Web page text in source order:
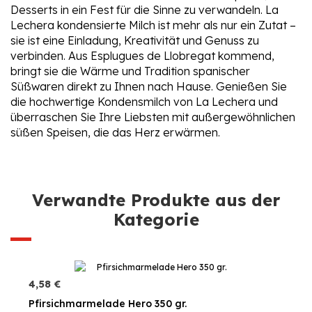
Desserts in ein Fest für die Sinne zu verwandeln. La
Lechera kondensierte Milch ist mehr als nur ein Zutat –
sie ist eine Einladung, Kreativität und Genuss zu
verbinden. Aus Esplugues de Llobregat kommend,
bringt sie die Wärme und Tradition spanischer
Süßwaren direkt zu Ihnen nach Hause. Genießen Sie
die hochwertige Kondensmilch von La Lechera und
überraschen Sie Ihre Liebsten mit außergewöhnlichen
süßen Speisen, die das Herz erwärmen.
Verwandte Produkte aus der
Kategorie
4,58 €
Pfirsichmarmelade Hero 350 gr.